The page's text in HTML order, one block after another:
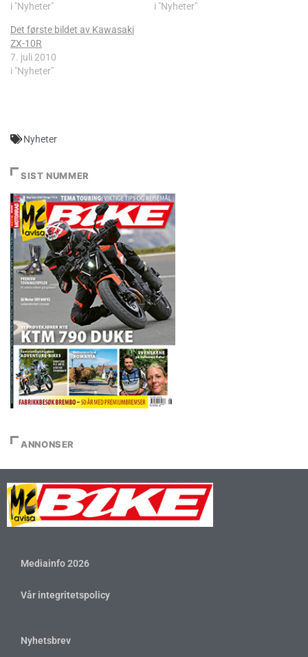
i "Nyheter"
i "Nyheter"
Det første bildet av Kawasaki
ZX-10R
7. juli 2010
i "Nyheter"
Nyheter
SIST NUMMER
ANNONSER
Mediainfo 2026
Vår integritetspolicy
Nyhetsbrev